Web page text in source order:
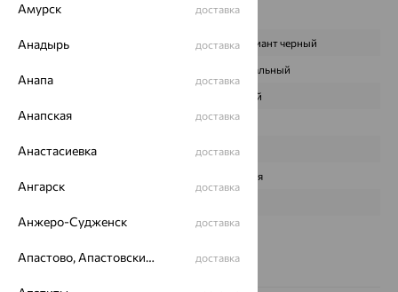
Характеристика вставки:
ВИД КАМНЯ Бриллиант черный
Натуральный
Черный
ВЕС 0,278
КОЛИЧЕСТВО 64
Круглая
ЧИСТОТА 7/9
Сертификаты на камни
Амурск доставка
Анадырь доставка
Анапа доставка
Анапская доставка
Анастасиевка доставка
Ангарск доставка
Анжеро-Судженск доставка
Апастово, Апастовский район доставка